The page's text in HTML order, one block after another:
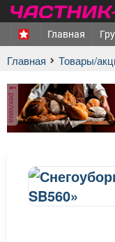
Главная
Главная Товары/
реклама